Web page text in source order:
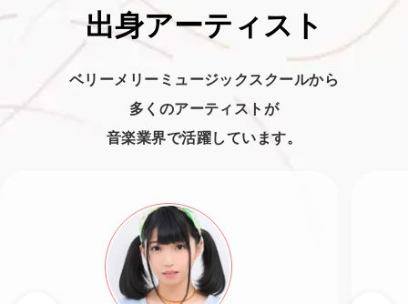
出身アーティスト
ベリーメリーミュージックスクールから
多くのアーティストが
音楽業界で活躍しています。